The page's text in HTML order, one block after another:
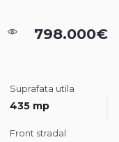
798.000€
Suprafata utila
435 mp
Front stradal